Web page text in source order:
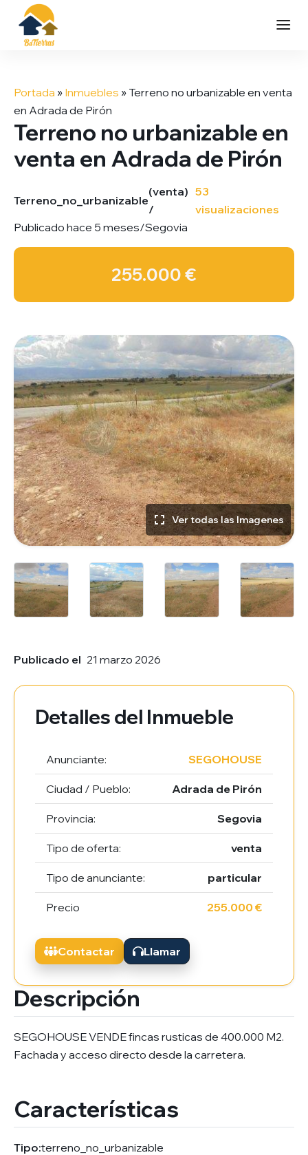
contenido
Portada » Inmuebles » Terreno no urbanizable en venta
en Adrada de Pirón
Terreno no urbanizable en
venta en Adrada de Pirón
Terreno_no_urbanizable
(venta)
/
53
visualizaciones
Publicado hace 5 meses/Segovia
255.000 €
Ver todas las Imagenes
Publicado el 21 marzo 2026
Descripción
SEGOHOUSE VENDE fincas rusticas de 400.000 M2.
Fachada y acceso directo desde la carretera.
Características
Tipo:terreno_no_urbanizable
Detalles del Inmueble
Anunciante: SEGOHOUSE
Ciudad / Pueblo: Adrada de Pirón
Provincia: Segovia
Tipo de oferta: venta
Tipo de anunciante: particular
Precio 255.000 €
Contactar Llamar